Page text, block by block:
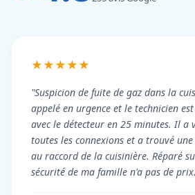
★★★★★
"Suspicion de fuite de gaz dans la
appelé en urgence et le technicien
avec le détecteur en 25 minutes. Il a
toutes les connexions et a trouvé
au raccord de la cuisinière. Réparé
sécurité de ma famille n'a pas de